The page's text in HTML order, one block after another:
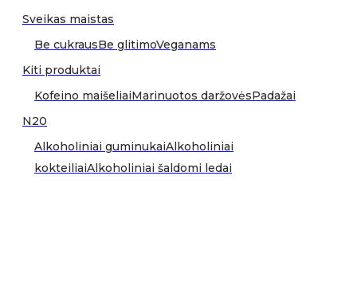
Sveikas maistas
Be cukrausBe glitimoVeganams
Kiti produktai
Kofeino maišeliaiMarinuotos daržovėsPadažai
N20
Alkoholiniai guminukaiAlkoholiniai
kokteiliaiAlkoholiniai šaldomi ledai